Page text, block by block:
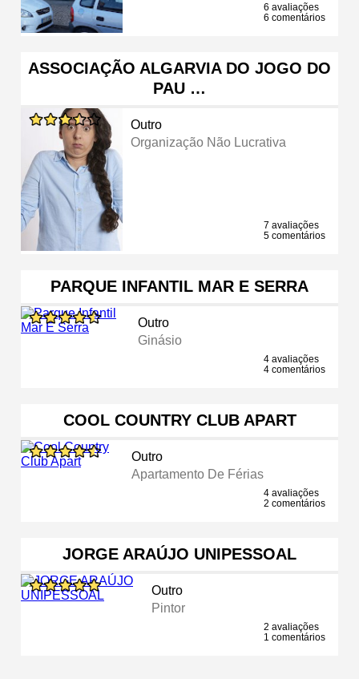
6 avaliações
6 comentários
ASSOCIAÇÃO ALGARVIA DO JOGO DO
PAU …
Outro
Organização Não Lucrativa
7 avaliações
5 comentários
PARQUE INFANTIL MAR E SERRA
Outro
Ginásio
4 avaliações
4 comentários
COOL COUNTRY CLUB APART
Outro
Apartamento De Férias
4 avaliações
2 comentários
JORGE ARAÚJO UNIPESSOAL
Outro
Pintor
2 avaliações
1 comentários